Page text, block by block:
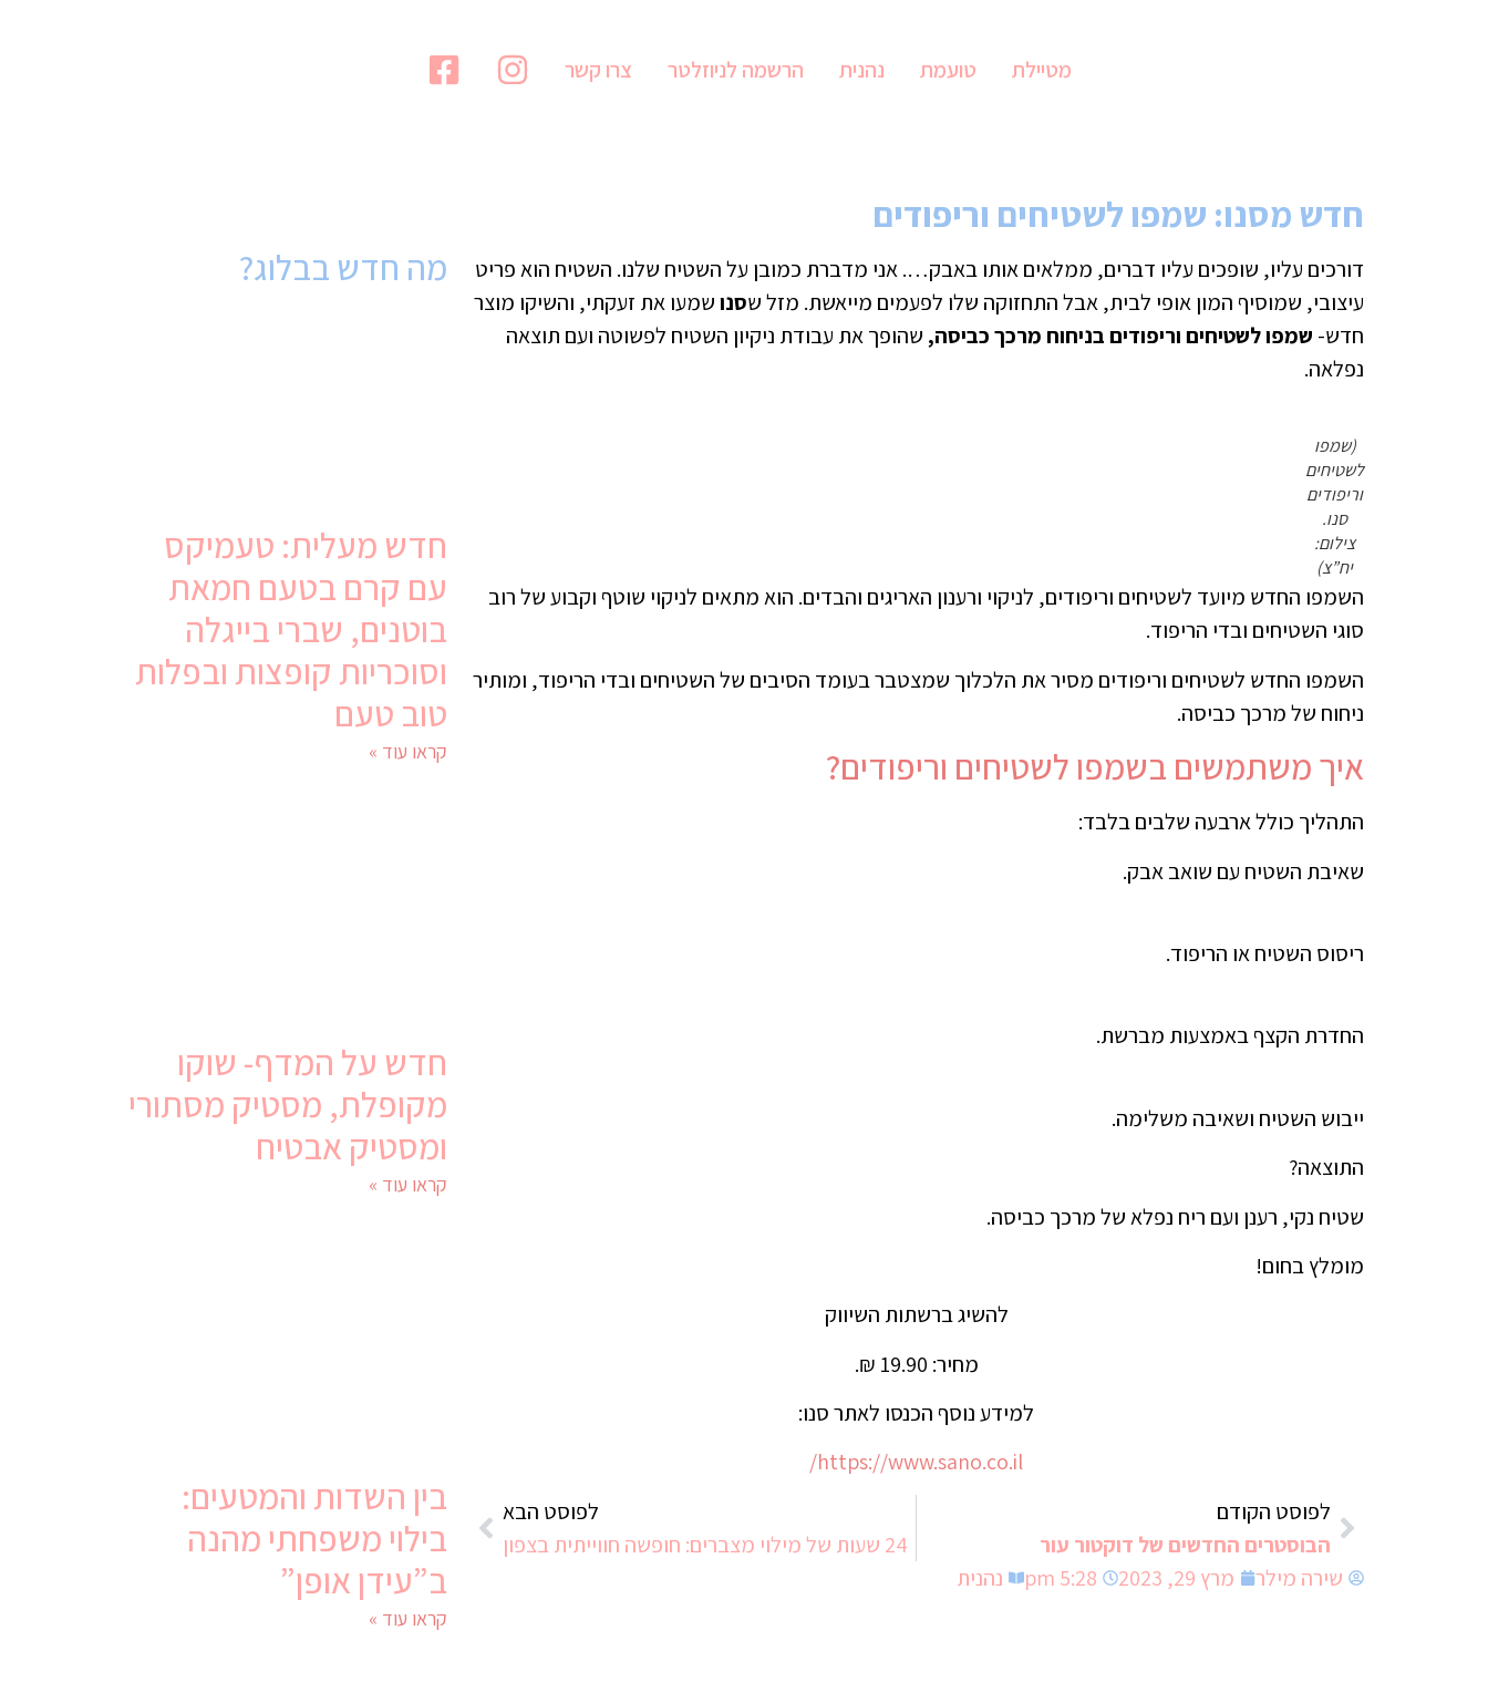
מטיילת טועמת נהנית הרשמה לניוזלטר צרו קשר
חדש מסנו: שמפו לשטיחים וריפודים
דורכים עליו, שופכים עליו דברים, ממלאים אותו באבק…. אני מדברת כמובן על השטיח שלנו. השטיח הוא פריט
עיצובי, שמוסיף המון אופי לבית, אבל התחזוקה שלו לפעמים מייאשת. מזל שסנושמעו את זעקתי, והשיקו מוצר
חדש- שמפו לשטיחים וריפודים בניחוח מרכך כביסה, שהופך את עבודת ניקיון השטיח לפשוטה ועם תוצאה
נפלאה.
(שמפו
לשטיחים
וריפודים
סנו.
צילום:
יח”צ)
השמפו החדש מיועד לשטיחים וריפודים, לניקוי ורענון האריגים והבדים. הוא מתאים לניקוי שוטף וקבוע של רוב
סוגי השטיחים ובדי הריפוד.
השמפו החדש לשטיחים וריפודים מסיר את הלכלוך שמצטבר בעומד הסיבים של השטיחים ובדי הריפוד, ומותיר
ניחוח של מרכך כביסה.
איך משתמשים בשמפו לשטיחים וריפודים?
התהליך כולל ארבעה שלבים בלבד:
שאיבת השטיח עם שואב אבק.
ריסוס השטיח או הריפוד.
החדרת הקצף באמצעות מברשת.
ייבוש השטיח ושאיבה משלימה.
התוצאה?
שטיח נקי, רענן ועם ריח נפלא של מרכך כביסה.
מומלץ בחום!
להשיג ברשתות השיווק
מחיר: 19.90 ₪.
למידע נוסף הכנסו לאתר סנו:
https://www.sano.co.il/
לפוסט הקודם
הבוסטרים החדשים של דוקטור עור
לפוסט הבא
24 שעות של מילוי מצברים: חופשה חווייתית בצפון
שירה מילר
מרץ 29, 2023 5:28 pm נהנית
מה חדש בבלוג?
חדש מעלית: טעמיקס
עם קרם בטעם חמאת
בוטנים, שברי בייגלה
וסוכריות קופצות ובפלות
טוב טעם
קראו עוד »
חדש על המדף- שוקו
מקופלת, מסטיק מסתורי
ומסטיק אבטיח
קראו עוד »
בין השדות והמטעים:
בילוי משפחתי מהנה
ב”עידן אופן”
קראו עוד »